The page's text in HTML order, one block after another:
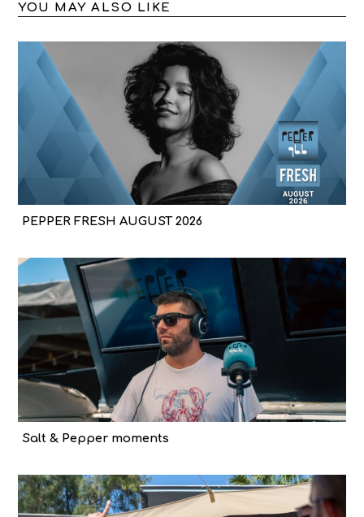
YOU MAY ALSO LIKE
PEPPER FRESH AUGUST 2026
Salt & Pepper moments